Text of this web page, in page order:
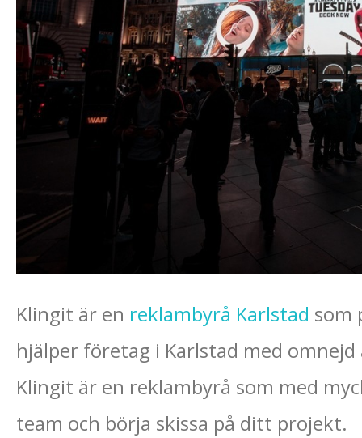
Klingit är en reklambyrå Karlstad som
hjälper företag i Karlstad med
Klingit är en reklambyrå som med
team och börja skissa på ditt projekt.